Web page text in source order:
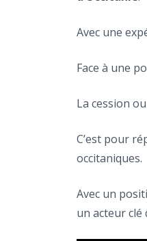
Avec une
Face à une
La cession
C’est pour
occitaniques.
Avec un
un acteur clé